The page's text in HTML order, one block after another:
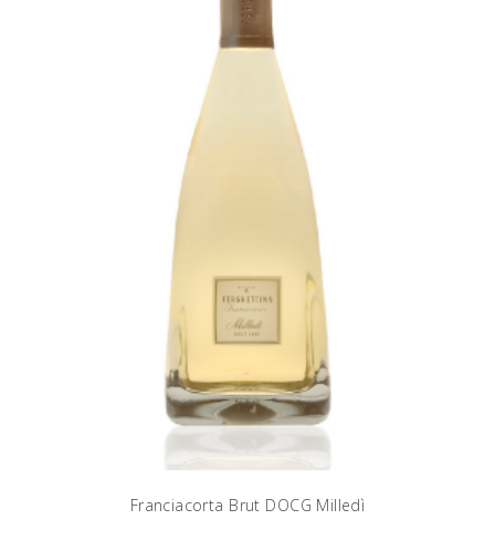
Franciacorta Brut DOCG Milledì